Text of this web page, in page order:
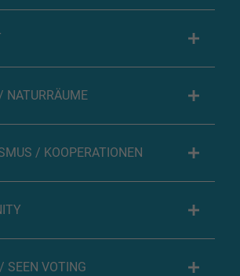
NATURRÄUME
/ KOOPERATIONEN
SEEN VOTING